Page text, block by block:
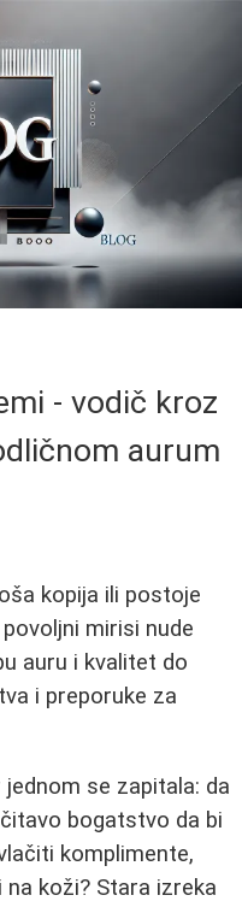
- vodič kroz
aurum
kopija ili postoje
mirisi nude
auru i kvalitet do
i preporuke za
se zapitala: da
bogatstvo da bi
komplimente,
koži? Stara izreka